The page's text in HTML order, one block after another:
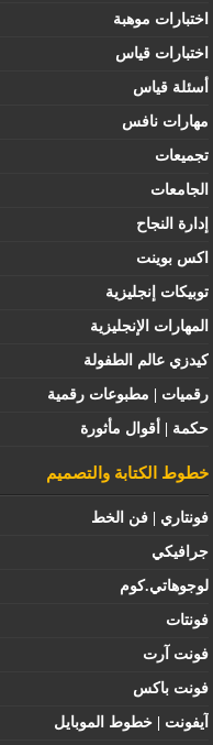
اختبارات موهبة
اختبارات قياس
أسئلة قياس
مهارات نافس
تجميعات
الجامعات
إدارة النجاح
اكس بوينت
توبيكات إنجليزية
المهارات الإنجليزية
كيدزي عالم الطفولة
رقميات | مطبوعات رقمية
حكمة | أقوال مأثورة
خطوط الكتابة والتصميم
فونتاري | فن الخط
جرافيكي
لوجوهاتي.كوم
فونتات
فونت آرت
فونت باكس
آيفونت | خطوط الموبايل